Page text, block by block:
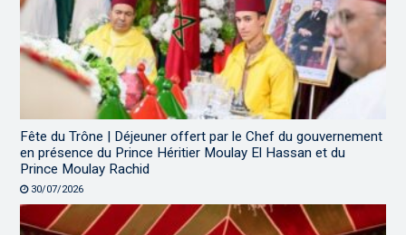
Fête du Trône | Déjeuner offert par le Chef du gouvernement
en présence du Prince Héritier Moulay El Hassan et du
Prince Moulay Rachid
30/07/2026